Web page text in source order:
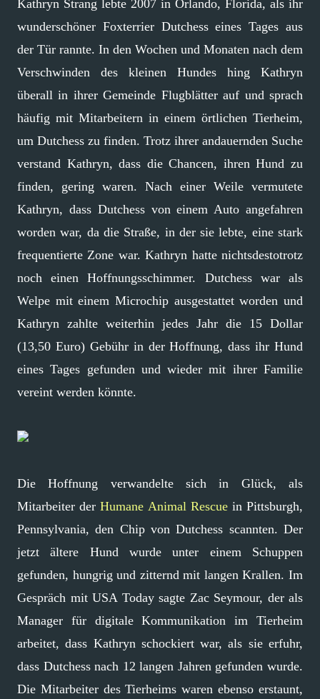
Kathryn Strang lebte 2007 in Orlando, Florida, als ihr
wunderschöner Foxterrier Dutchess eines Tages aus
der Tür rannte. In den Wochen und Monaten nach dem
Verschwinden des kleinen Hundes hing Kathryn
überall in ihrer Gemeinde Flugblätter auf und sprach
häufig mit Mitarbeitern in einem örtlichen Tierheim,
um Dutchess zu finden. Trotz ihrer andauernden Suche
verstand Kathryn, dass die Chancen, ihren Hund zu
finden, gering waren. Nach einer Weile vermutete
Kathryn, dass Dutchess von einem Auto angefahren
worden war, da die Straße, in der sie lebte, eine stark
frequentierte Zone war. Kathryn hatte nichtsdestotrotz
noch einen Hoffnungsschimmer. Dutchess war als
Welpe mit einem Microchip ausgestattet worden und
Kathryn zahlte weiterhin jedes Jahr die 15 Dollar
(13,50 Euro) Gebühr in der Hoffnung, dass ihr Hund
eines Tages gefunden und wieder mit ihrer Familie
vereint werden könnte.
Die Hoffnung verwandelte sich in Glück, als
Mitarbeiter derHumane Animal Rescuein Pittsburgh,
Pennsylvania, den Chip von Dutchess scannten. Der
jetzt ältere Hund wurde unter einem Schuppen
gefunden, hungrig und zitternd mit langen Krallen. Im
Gespräch mit USA Today sagte Zac Seymour, der als
Manager für digitale Kommunikation im Tierheim
arbeitet, dass Kathryn schockiert war, als sie erfuhr,
dass Dutchess nach 12 langen Jahren gefunden wurde.
Die Mitarbeiter des Tierheims waren ebenso erstaunt,